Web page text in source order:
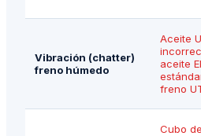
Vibración (chatter)
freno húmedo
Aceite
aceite
freno
Cubo